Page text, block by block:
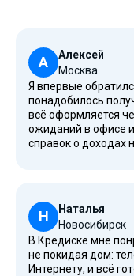
А
Алексей
Москва
Я впервые
понадобилось
всё оформляется
ожиданий в офисе
справок о доходах
всё законно и
МФО и могу
России.
Н
Наталья
Новосибирск
В Кредиске мне
не покидая дом:
Интернету, и всё